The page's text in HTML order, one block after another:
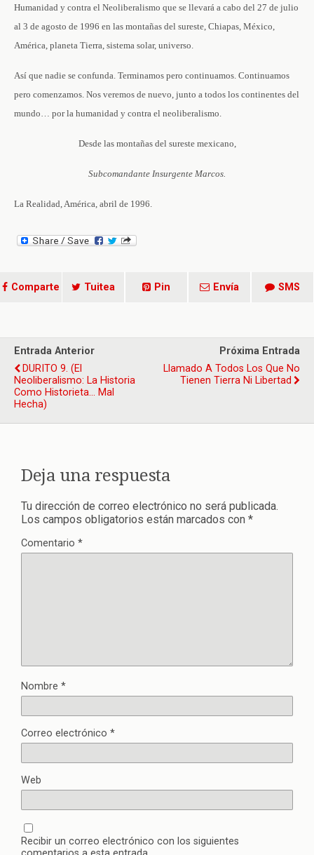
Humanidad y contra el Neoliberalismo que se llevará a cabo del 27 de julio
al 3 de agosto de 1996 en las montañas del sureste, Chiapas, México,
América, planeta Tierra, sistema solar, universo.
Así que nadie se confunda. Terminamos pero continuamos. Continuamos
pero comenzamos. Nos veremos de nuevo, junto a todos los continentes del
mundo… por la humanidad y contra el neoliberalismo.
Desde las montañas del sureste mexicano,
Subcomandante Insurgente Marcos.
La Realidad, América, abril de 1996.
Comparte Tuitea Pin Envía SMS
Entrada Anterior
DURITO 9. (El
Neoliberalismo: La Historia
Como Historieta... Mal
Hecha)
Próxima Entrada
Llamado A Todos Los Que No
Tienen Tierra Ni Libertad
Deja una respuesta
Tu dirección de correo electrónico no será publicada.
Los campos obligatorios están marcados con *
Comentario *
Nombre *
Correo electrónico *
Web
Recibir un correo electrónico con los siguientes